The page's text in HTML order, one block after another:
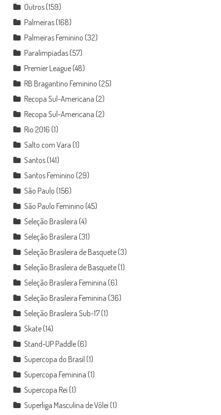
Outros(159)
Palmeiras(168)
Palmeiras Feminino (32)
Paralimpíadas(57)
Premier League(48)
RB Bragantino Feminino (25)
Recopa Sul-Americana (2)
Recopa Sul-Americana (2)
Rio 2016 (1)
Salto com Vara (1)
Santos(141)
Santos Feminino (29)
São Paulo (156)
São Paulo Feminino (45)
Seleção Brasileira (4)
Seleção Brasileira (31)
Seleção Brasileira de Basquete(3)
Seleção Brasileira de Basquete(1)
Seleção Brasileira Feminina (6)
Seleção Brasileira Feminina (36)
Seleção Brasileira Sub-17(1)
Skate(14)
Stand-UP Paddle(6)
Supercopa do Brasil (1)
Supercopa Feminina (1)
Supercopa Rei (1)
Superliga Masculina de Vôlei (1)